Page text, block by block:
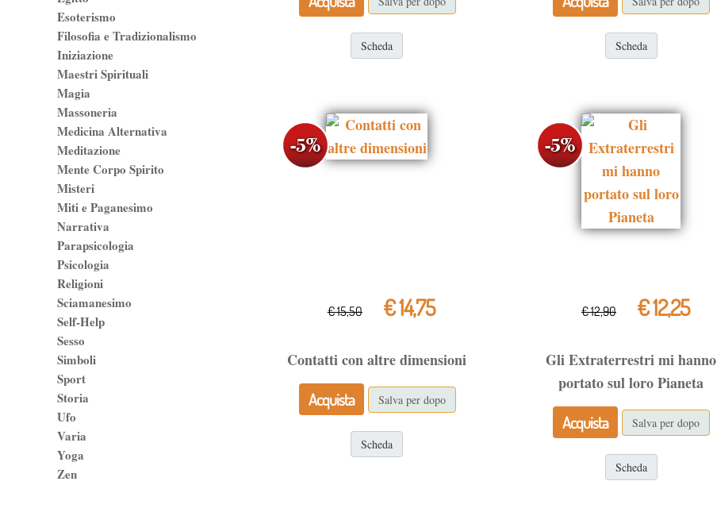
Scheda Scheda
€ 15,50 € 14,75
Contatti con altre dimensioni
Acquista
Salva per dopo
Scheda
€ 12,90 € 12,25
Gli Extraterrestri mi hanno
portato sul loro Pianeta
Acquista
Salva per dopo
Scheda
Esoterismo
Filosofia e Tradizionalismo
Iniziazione
Maestri Spirituali
Magia
Massoneria
Medicina Alternativa
Meditazione
Mente Corpo Spirito
Misteri
Miti e Paganesimo
Narrativa
Parapsicologia
Psicologia
Religioni
Sciamanesimo
Self-Help
Sesso
Simboli
Sport
Storia
Ufo
Varia
Yoga
Zen